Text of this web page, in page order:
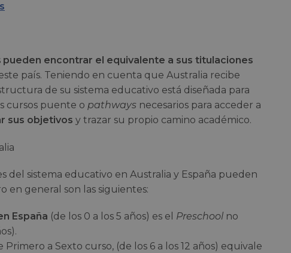
pueden encontrar el equivalente a sus titulaciones
país. Teniendo en cuenta que Australia recibe
de su sistema educativo está diseñada para
cursos puente o pathways necesarios para acceder a
sus objetivos y trazar su propio camino académico.
del sistema educativo en Australia y España pueden
en general son las siguientes:
España (de los 0 a los 5 años) es el Preschool no
Primero a Sexto curso, (de los 6 a los 12 años) equivale